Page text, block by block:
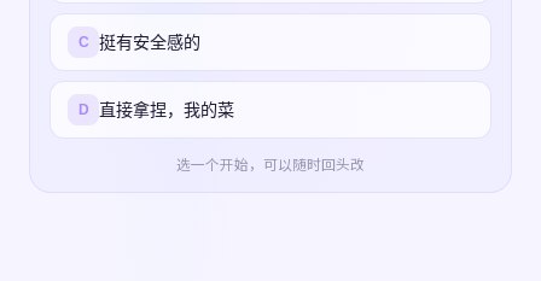
C 挺有安全感的
D 直接拿捏，我的菜
选一个开始，可以随时回头改